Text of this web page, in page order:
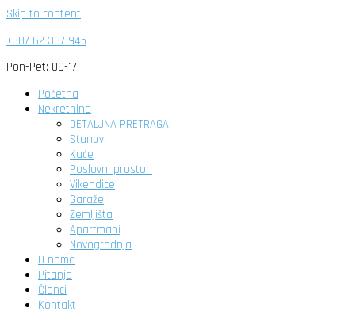
Skip to content
+387 62 337 945
Pon-Pet: 09-17
Početna
Nekretnine
DETALJNA PRETRAGA
Stanovi
Kuće
Poslovni prostori
Vikendice
Garaže
Zemljišta
Apartmani
Novogradnja
O nama
Pitanja
Članci
Kontakt